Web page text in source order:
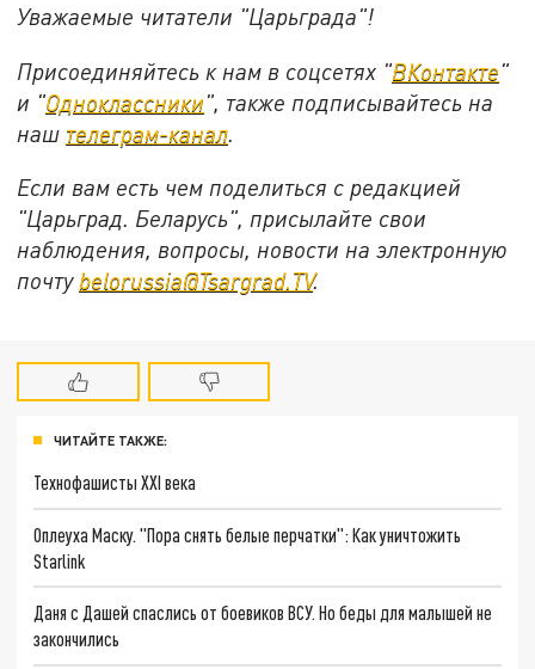
Уважаемые читатели "Царьграда"!
Присоединяйтесь к нам в соцсетях "ВКонтакте"
и "Одноклассники", также подписывайтесь на
наш телеграм-канал
Если вам есть чем поделиться с редакцией
"Царьград. Беларусь", присылайте свои
наблюдения, вопросы, новости на электронную
почту belorussia@Tsargrad.TV.
ЧИТАЙТЕ ТАКЖЕ:
Технофашисты XXI века
Оплеуха Маску. "Пора снять белые перчатки": Как уничтожить
Starlink
Даня с Дашей спаслись от боевиков ВСУ. Но беды для малышей не
закончились